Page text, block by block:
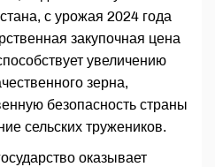
с урожая 2024 года
закупочная цена
увеличению
зерна,
безопасность страны
сельских тружеников.
оказывает